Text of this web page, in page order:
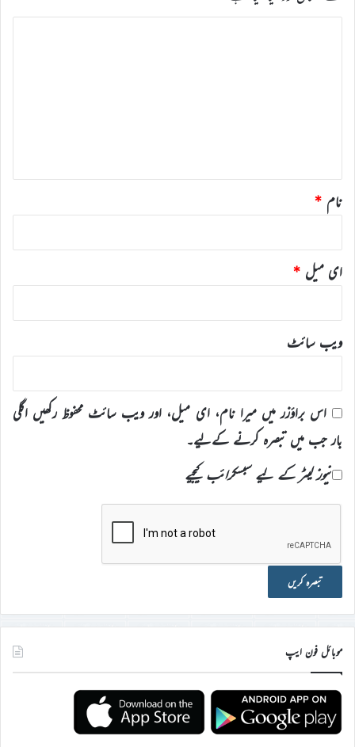
نام *
ای میل *
ویب‌ سائٹ
اس براؤزر میں میرا نام، ای میل، اور ویب سائٹ محفوظ رکھیں اگلی
بار جب میں تبصرہ کرنے کےلیے۔
نیوز لیٹر کے لیے سبسکرائب کیجیے
موبائل فون ایپ